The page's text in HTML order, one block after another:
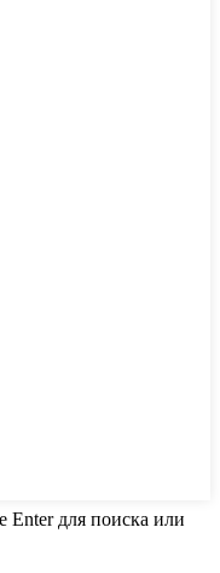
Enter для поиска или